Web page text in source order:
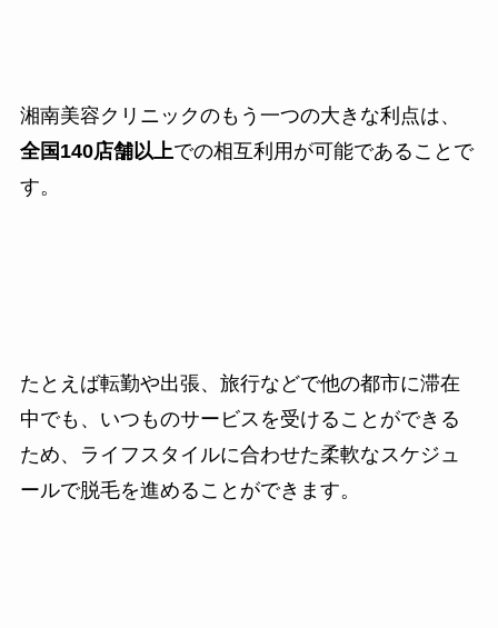
湘南美容クリニックのもう一つの大きな利点は、
全国140店舗以上での相互利用が可能であることで
す。
たとえば転勤や出張、旅行などで他の都市に滞在
中でも、いつものサービスを受けることができる
ため、ライフスタイルに合わせた柔軟なスケジュ
ールで脱毛を進めることができます。